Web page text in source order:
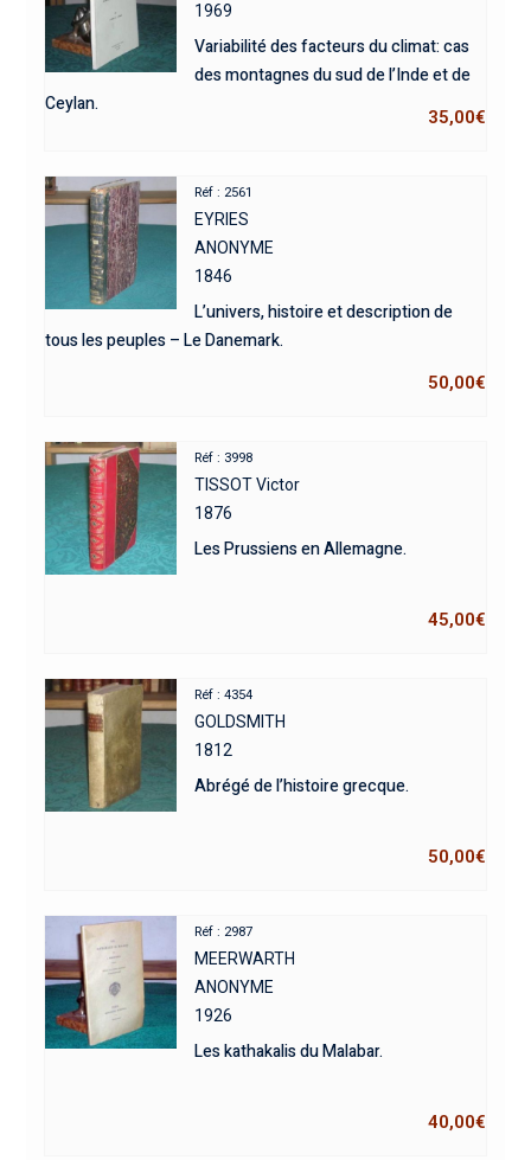
1969
Variabilité des facteurs du climat: cas
des montagnes du sud de l’Inde et de
Ceylan.
35,00€
Réf : 2561
EYRIES
ANONYME
1846
L’univers, histoire et description de
tous les peuples – Le Danemark.
50,00€
Réf : 3998
TISSOT Victor
1876
Les Prussiens en Allemagne.
45,00€
Réf : 4354
GOLDSMITH
1812
Abrégé de l’histoire grecque.
50,00€
Réf : 2987
MEERWARTH
ANONYME
1926
Les kathakalis du Malabar.
40,00€